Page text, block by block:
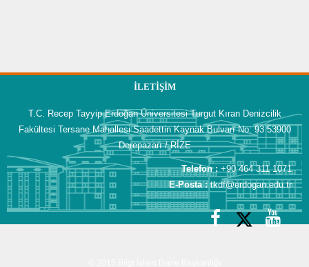
İLETIŞIM
T.C. Recep Tayyip Erdoğan Üniversitesi Turgut Kıran Denizcilik
Fakültesi Tersane Mahallesi Saadettin Kaynak Bulvarı No: 93 53900
Derepazarı / RİZE
Telefon : +90 464 311 1071
E-Posta :tkdf@erdogan.edu.tr